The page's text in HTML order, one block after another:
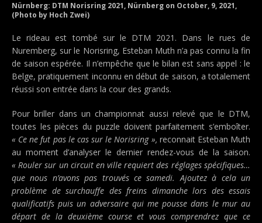
Nürnberg: DTM Norisring 2021, Nürnberg on October, 9, 2021,
(Photo by Hoch Zwei)
Le rideau est tombé sur le DTM 2021. Dans le rues de
Nuremberg, sur le Norisring, Esteban Muth n’a pas connu la fin
de saison espérée. Il n’empêche que le bilan est sans appel : le
Belge, pratiquement inconnu en début de saison, a totalement
réussi son entrée dans la cour des grands.
Pour briller dans un championnat aussi relevé que le DTM,
toutes les pièces du puzzle doivent parfaitement s’emboîter.
« Ce ne fut pas le cas sur le Norisring », reconnait Esteban Muth
au moment d’analyser le dernier rendez-vous de la saison.
« Rouler sur un circuit en ville requiert des réglages spécifiques…
que nous n’avons pas trouvés ce samedi. Ajoutez à cela un
problème de surchauffe des freins dimanche lors des essais
qualificatifs puis un adversaire qui me pousse dans le mur au
départ de la deuxième course et vous comprendrez que ce